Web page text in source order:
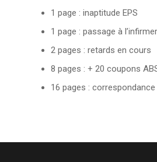
1 page : inaptitude EPS
1 page : passage à
2 pages : retards en cours
8 pages : + 20 coupons
16 pages : correspondance